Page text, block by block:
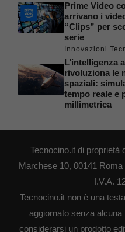
Prime Video
arrivano i
“Clips” per
serie
Innovazioni
L’intelligenza
rivoluziona le
spaziali:
tempo reale e
millimetrica
Tecnocino.it di proprietà
Marchese 10, 00141
I.V.A.
Tecnocino.it non è una
aggiornato senza
considerarsi un prodotto